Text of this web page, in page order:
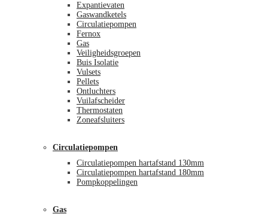
Expantievaten
Gaswandketels
Circulatiepompen
Fernox
Gas
Veiligheidsgroepen
Buis Isolatie
Vulsets
Pellets
Ontluchters
Vuilafscheider
Thermostaten
Zoneafsluiters
Circulatiepompen
Circulatiepompen hartafstand 130mm
Circulatiepompen hartafstand 180mm
Pompkoppelingen
Gas